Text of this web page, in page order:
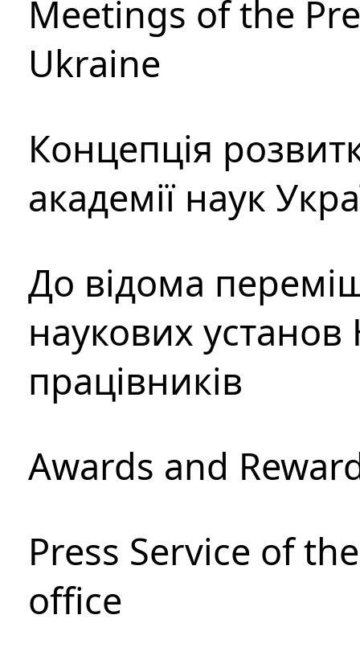
Meetings of the
Ukraine
Концепція
академії наук
До відома
наукових установ
працівників
Awards and
Press Service of
office